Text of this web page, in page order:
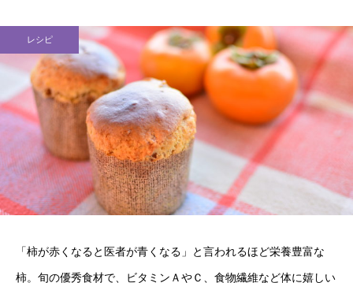
レシピ
「柿が赤くなると医者が青くなる」と言われるほど栄養豊富な
柿。旬の優秀食材で、ビタミンＡやＣ、食物繊維など体に嬉しい